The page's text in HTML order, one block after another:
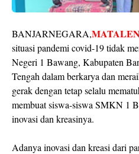
BANJARNEGARA,
situasi pandemi covid-19 tidak
Negeri 1 Bawang, Kabupaten
Tengah dalam berkarya dan
gerak dengan tetap selalu
membuat siswa-siswa SMKN 1
inovasi dan kreasinya.
Adanya inovasi dan kreasi dari